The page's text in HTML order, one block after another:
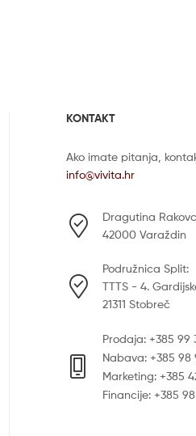
KONTAKT
Ako imate pitanja,
info@vivita.hr
Dragutina
42000 Varaždin
Podružnica Split:
TTTS - 4.
21311 Stobreč
Prodaja: +385 99
Nabava: +385 98
Marketing: +385
Financije: +385